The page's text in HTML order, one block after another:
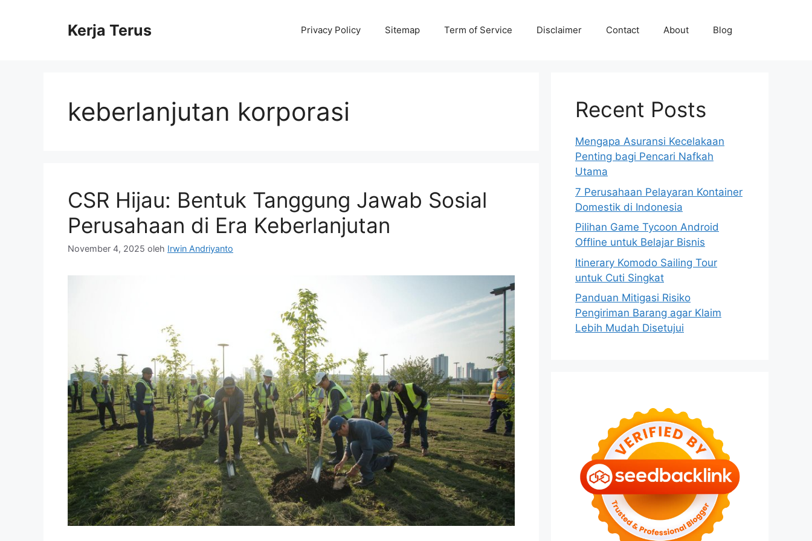
Kerja Terus Privacy Policy Sitemap Term of Service Disclaimer Contact About Blog
keberlanjutan korporasi
CSR Hijau: Bentuk Tanggung Jawab Sosial
Perusahaan di Era Keberlanjutan
November 4, 2025 oleh Irwin Andriyanto
Recent Posts
Mengapa Asuransi Kecelakaan
Penting bagi Pencari Nafkah
Utama
7 Perusahaan Pelayaran Kontainer
Domestik di Indonesia
Pilihan Game Tycoon Android
Offline untuk Belajar Bisnis
Itinerary Komodo Sailing Tour
untuk Cuti Singkat
Panduan Mitigasi Risiko
Pengiriman Barang agar Klaim
Lebih Mudah Disetujui